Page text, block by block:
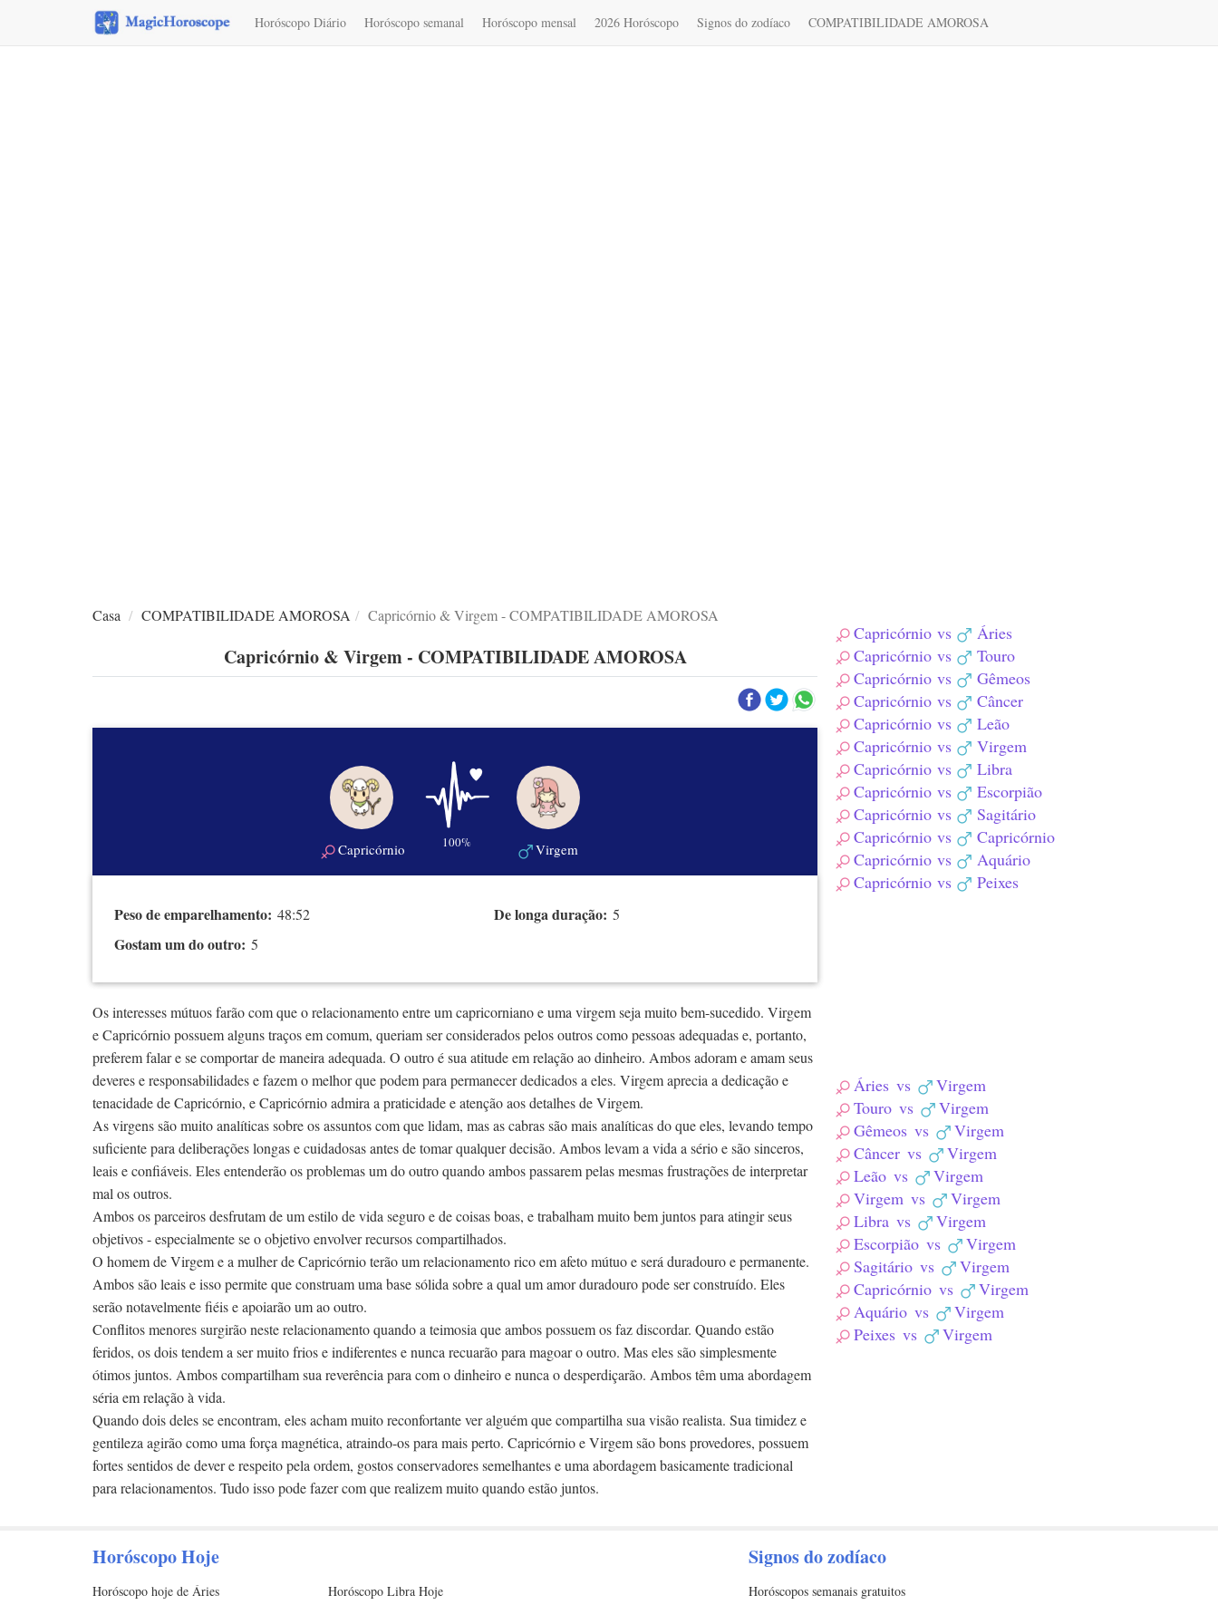
Horóscopo Diário Horóscopo semanal Horóscopo mensal 2026 Horóscopo Signos do zodíaco COMPATIBILIDADE AMOROSA
Casa COMPATIBILIDADE AMOROSA Capricórnio & Virgem - COMPATIBILIDADE AMOROSA
Capricórnio & Virgem - COMPATIBILIDADE AMOROSA
Capricórnio 100% Virgem
Peso de emparelhamento: 48:52
Gostam um do outro: 5
De longa duração: 5
Os interesses mútuos farão com que o relacionamento entre um capricorniano e uma virgem seja muito bem-sucedido. Virgem
e Capricórnio possuem alguns traços em comum, queriam ser considerados pelos outros como pessoas adequadas e, portanto,
preferem falar e se comportar de maneira adequada. O outro é sua atitude em relação ao dinheiro. Ambos adoram e amam seus
deveres e responsabilidades e fazem o melhor que podem para permanecer dedicados a eles. Virgem aprecia a dedicação e
tenacidade de Capricórnio, e Capricórnio admira a praticidade e atenção aos detalhes de Virgem.
As virgens são muito analíticas sobre os assuntos com que lidam, mas as cabras são mais analíticas do que eles, levando tempo
suficiente para deliberações longas e cuidadosas antes de tomar qualquer decisão. Ambos levam a vida a sério e são sinceros,
leais e confiáveis. Eles entenderão os problemas um do outro quando ambos passarem pelas mesmas frustrações de interpretar
mal os outros.
Ambos os parceiros desfrutam de um estilo de vida seguro e de coisas boas, e trabalham muito bem juntos para atingir seus
objetivos - especialmente se o objetivo envolver recursos compartilhados.
O homem de Virgem e a mulher de Capricórnio terão um relacionamento rico em afeto mútuo e será duradouro e permanente.
Ambos são leais e isso permite que construam uma base sólida sobre a qual um amor duradouro pode ser construído. Eles
serão notavelmente fiéis e apoiarão um ao outro.
Conflitos menores surgirão neste relacionamento quando a teimosia que ambos possuem os faz discordar. Quando estão
feridos, os dois tendem a ser muito frios e indiferentes e nunca recuarão para magoar o outro. Mas eles são simplesmente
ótimos juntos. Ambos compartilham sua reverência para com o dinheiro e nunca o desperdiçarão. Ambos têm uma abordagem
séria em relação à vida.
Quando dois deles se encontram, eles acham muito reconfortante ver alguém que compartilha sua visão realista. Sua timidez e
gentileza agirão como uma força magnética, atraindo-os para mais perto. Capricórnio e Virgem são bons provedores, possuem
fortes sentidos de dever e respeito pela ordem, gostos conservadores semelhantes e uma abordagem basicamente tradicional
para relacionamentos. Tudo isso pode fazer com que realizem muito quando estão juntos.
Capricórnio vs
Áries
Capricórnio vs
Touro
Capricórnio vs
Gêmeos
Capricórnio vs
Câncer
Capricórnio vs
Leão
Capricórnio vs
Virgem
Capricórnio vs
Libra
Capricórnio vs
Escorpião
Capricórnio vs
Sagitário
Capricórnio vs
Capricórnio
Capricórnio vs
Aquário
Capricórnio vs Peixes
Áries vs
Virgem
Touro vs
Virgem
Gêmeos vs
Virgem
Câncer vs
Virgem
Leão vs
Virgem
Virgem vs
Virgem
Libra vs
Virgem
Escorpião vs
Virgem
Sagitário vs
Virgem
Capricórnio vs
Virgem
Aquário vs
Virgem
Peixes vs Virgem
Horóscopo Hoje
Horóscopo hoje de Áries Horóscopo Libra Hoje
Signos do zodíaco
Horóscopos semanais gratuitos